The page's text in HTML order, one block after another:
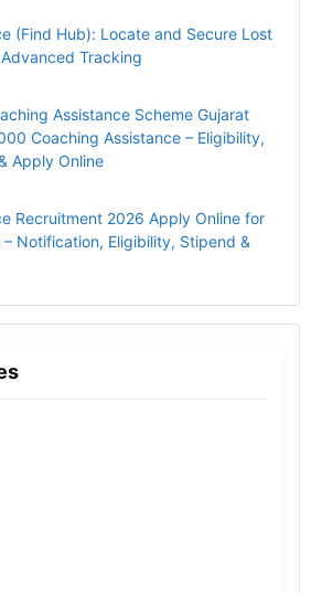
(Find Hub): Locate and Secure Lost
Tracking
Assistance Scheme Gujarat
Coaching Assistance – Eligibility,
Apply Online
Recruitment 2026 Apply Online for
Notification, Eligibility, Stipend &